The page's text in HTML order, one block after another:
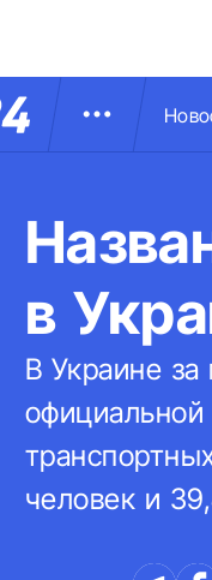
в
В Украине
человек и